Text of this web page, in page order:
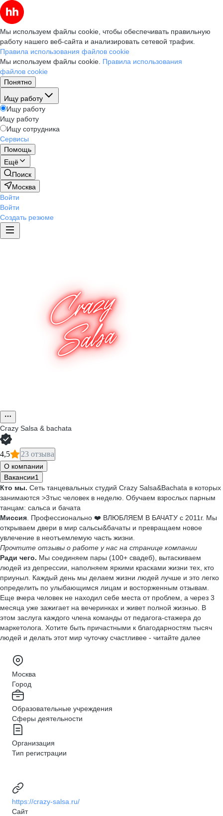
Мы используем файлы cookie, чтобы обеспечивать правильную
работу нашего веб-сайта и анализировать сетевой трафик.
Правила использования файлов cookie
Мы используем файлы cookie. Правила использования
файлов cookie
Понятно
Ищу работу
Ищу работу
Ищу работу
Ищу сотрудника
Сервисы
Помощь
Ещё
Поиск
Москва
Войти
Войти
Создать резюме
Crazy Salsa & bachata
4,5 23 отзыва
О компании
Вакансии1
Кто мы. Сеть танцевальных студий Crazy Salsa&Bachata в которых
занимаются >3тыс человек в неделю. Обучаем взрослых парным
танцам: сальса и бачата
Миссия . Профессионально ❤️‍ ВЛЮБЛЯЕМ В БАЧАТУ с 2011г. Мы
открываем двери в мир сальсы&бачаты и превращаем новое
увлечение в неотъемлемую часть жизни.
Прочтите отзывы о работе у нас на странице компании
Ради чего. Мы соединяем пары (100+ свадеб), вытаскиваем
людей из депрессии, наполняем яркими красками жизни тех, кто
приуныл. Каждый день мы делаем жизни людей лучше и это легко
определить по улыбающимся лицам и восторженным отзывам.
Еще вчера человек не находил себе места от проблем, а через 3
месяца уже зажигает на вечеринках и живет полной жизнью. В
этом заслуга каждого члена команды от педагога-стажера до
маркетолога. Хотите быть причастными к благодарностям тысяч
людей и делать этот мир чуточку счастливее - читайте далее
Москва
Город
Образовательные учреждения
Сферы деятельности
Организация
Тип регистрации
https://crazy-salsa.ru/
Сайт